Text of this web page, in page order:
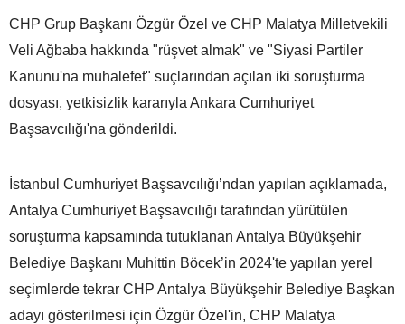
CHP Grup Başkanı Özgür Özel ve CHP Malatya Milletvekili
Veli Ağbaba hakkında "rüşvet almak" ve "Siyasi Partiler
Kanunu'na muhalefet" suçlarından açılan iki soruşturma
dosyası, yetkisizlik kararıyla Ankara Cumhuriyet
Başsavcılığı'na gönderildi.
İstanbul Cumhuriyet Başsavcılığı’ndan yapılan açıklamada,
Antalya Cumhuriyet Başsavcılığı tarafından yürütülen
soruşturma kapsamında tutuklanan Antalya Büyükşehir
Belediye Başkanı Muhittin Böcek’in 2024'te yapılan yerel
seçimlerde tekrar CHP Antalya Büyükşehir Belediye Başkan
adayı gösterilmesi için Özgür Özel'in, CHP Malatya